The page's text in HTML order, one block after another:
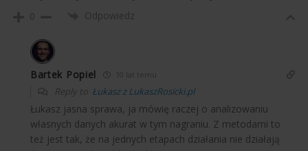
0 Odpowiedz
Bartek Popiel 10 lat temu
Reply to Łukasz z LukaszRosicki.pl
Łukasz jasna sprawa, ja mówię raczej o analizowaniu
własnych danych akurat w tym nagraniu. Z metodami to
też jest tak, że na jednych etapach działania nie działają